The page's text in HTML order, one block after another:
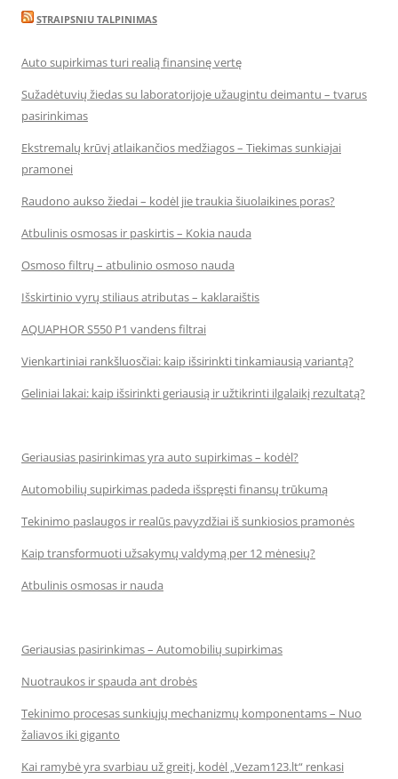
STRAIPSNIU TALPINIMAS
Auto supirkimas turi realią finansinę vertę
Sužadėtuvių žiedas su laboratorijoje užaugintu deimantu – tvarus
pasirinkimas
Ekstremalų krūvį atlaikančios medžiagos – Tiekimas sunkiajai
pramonei
Raudono aukso žiedai – kodėl jie traukia šiuolaikines poras?
Atbulinis osmosas ir paskirtis – Kokia nauda
Osmoso filtrų – atbulinio osmoso nauda
Išskirtinio vyrų stiliaus atributas – kaklaraištis
AQUAPHOR S550 P1 vandens filtrai
Vienkartiniai rankšluosčiai: kaip išsirinkti tinkamiausią variantą?
Geliniai lakai: kaip išsirinkti geriausią ir užtikrinti ilgalaikį rezultatą?
Geriausias pasirinkimas yra auto supirkimas – kodėl?
Automobilių supirkimas padeda išspręsti finansų trūkumą
Tekinimo paslaugos ir realūs pavyzdžiai iš sunkiosios pramonės
Kaip transformuoti užsakymų valdymą per 12 mėnesių?
Atbulinis osmosas ir nauda
Geriausias pasirinkimas – Automobilių supirkimas
Nuotraukos ir spauda ant drobės
Tekinimo procesas sunkiųjų mechanizmų komponentams – Nuo
žaliavos iki giganto
Kai ramybė yra svarbiau už greitį, kodėl „Vezam123.lt“ renkasi